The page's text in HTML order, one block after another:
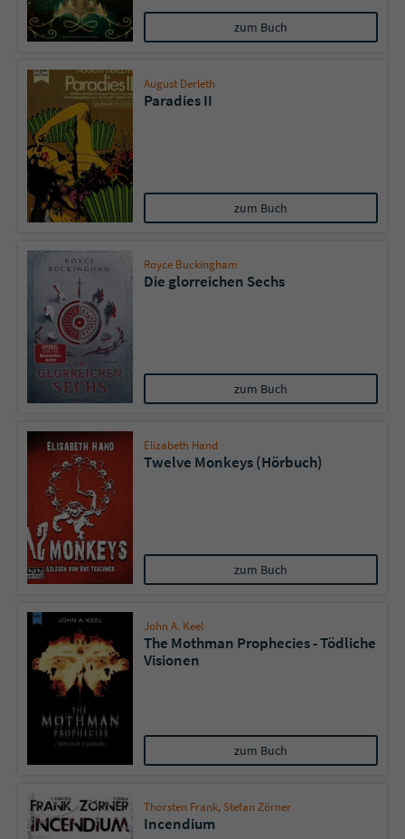
zum Buch
August Derleth
Paradies II
zum Buch
Royce Buckingham
Die glorreichen Sechs
zum Buch
Elizabeth Hand
Twelve Monkeys (Hörbuch)
zum Buch
John A. Keel
The Mothman Prophecies - Tödliche
Visionen
zum Buch
Thorsten Frank, Stefan Zörner
Incendium
Name tx_pwcomments_ahash
Anbieter Literatur-Couch Medien GmbH & Co. KG
Laufzeit
Zweck Cookie für Kommentare einzelner Buchtitel
Name fe_typo_user
Anbieter Literatur-Couch Medien GmbH & Co. KG
Laufzeit
Zweck
Kommunikation der Webseite mit dem
Benutzer. Es wird benötigt um z. B. den
Sicherheitscode des Kontaktformulars zu
überprüfen.